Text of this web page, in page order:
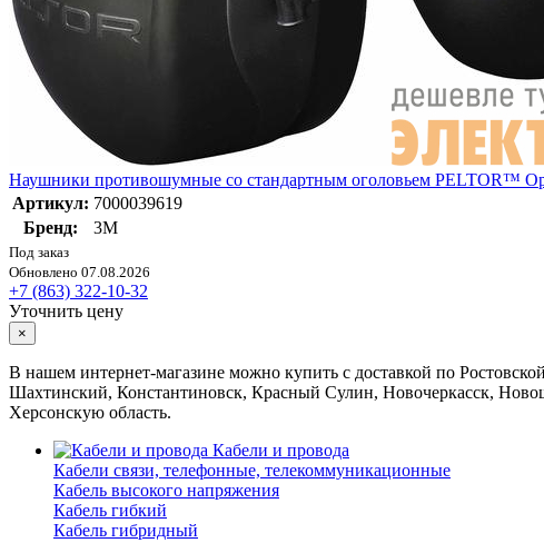
Наушники противошумные со стандартным оголовьем PELTOR™
Артикул: 7000039619
Бренд:
3М
Под заказ
Обновлено 07.08.2026
+7 (863) 322-10-32
Уточнить цену
×
В нашем интернет-магазине можно купить с доставкой по
Шахтинский, Константиновск, Красный Сулин, Новочеркасск,
Херсонскую область.
Кабели и провода
Кабели связи, телефонные, телекоммуникационные
Кабель высокого напряжения
Кабель гибкий
Кабель гибридный